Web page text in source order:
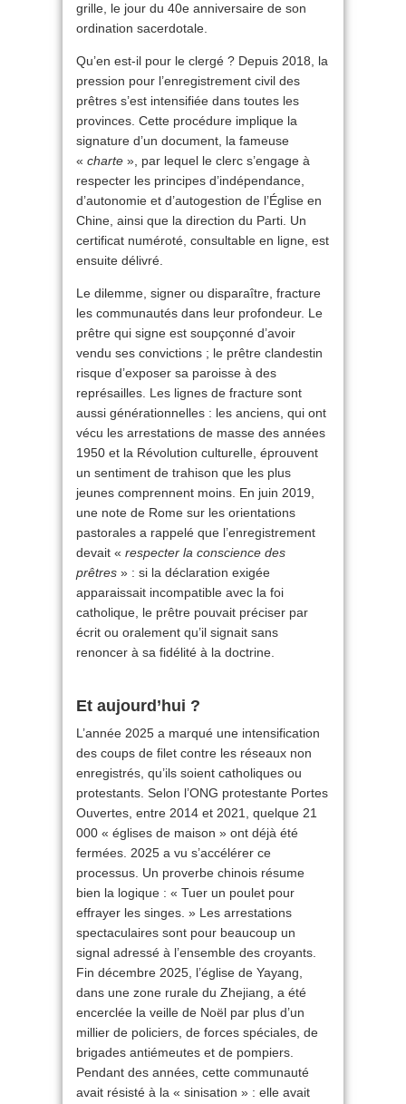
grille, le jour du 40e anniversaire de son
ordination sacerdotale.
Qu’en est-il pour le clergé ? Depuis 2018, la
pression pour l’enregistrement civil des
prêtres s’est intensifiée dans toutes les
provinces. Cette procédure implique la
signature d’un document, la fameuse
« charte », par lequel le clerc s’engage à
respecter les principes d’indépendance,
d’autonomie et d’autogestion de l’Église en
Chine, ainsi que la direction du Parti. Un
certificat numéroté, consultable en ligne, est
ensuite délivré.
Le dilemme, signer ou disparaître, fracture
les communautés dans leur profondeur. Le
prêtre qui signe est soupçonné d’avoir
vendu ses convictions ; le prêtre clandestin
risque d’exposer sa paroisse à des
représailles. Les lignes de fracture sont
aussi générationnelles : les anciens, qui ont
vécu les arrestations de masse des années
1950 et la Révolution culturelle, éprouvent
un sentiment de trahison que les plus
jeunes comprennent moins. En juin 2019,
une note de Rome sur les orientations
pastorales a rappelé que l’enregistrement
devait « respecter la conscience des
prêtres » : si la déclaration exigée
apparaissait incompatible avec la foi
catholique, le prêtre pouvait préciser par
écrit ou oralement qu’il signait sans
renoncer à sa fidélité à la doctrine.
Et aujourd’hui ?
L’année 2025 a marqué une intensification
des coups de filet contre les réseaux non
enregistrés, qu’ils soient catholiques ou
protestants. Selon l’ONG protestante Portes
Ouvertes, entre 2014 et 2021, quelque 21
000 « églises de maison » ont déjà été
fermées. 2025 a vu s’accélérer ce
processus. Un proverbe chinois résume
bien la logique : « Tuer un poulet pour
effrayer les singes. » Les arrestations
spectaculaires sont pour beaucoup un
signal adressé à l’ensemble des croyants.
Fin décembre 2025, l’église de Yayang,
dans une zone rurale du Zhejiang, a été
encerclée la veille de Noël par plus d’un
millier de policiers, de forces spéciales, de
brigades antiémeutes et de pompiers.
Pendant des années, cette communauté
avait résisté à la « sinisation » : elle avait